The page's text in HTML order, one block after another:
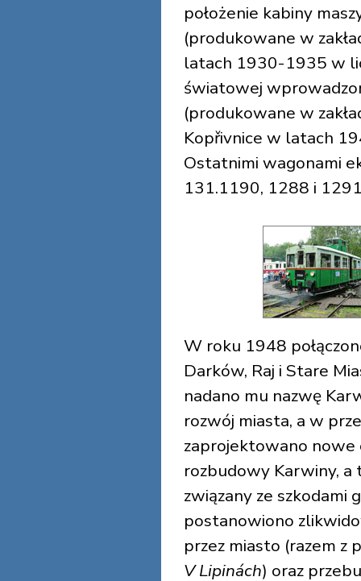
położenie kabiny
(produkowane w
latach 1930-1935 w
światowej
(produkowane w
Kopřivnice w latach
Ostatnimi wagonami
131.1190, 1288 i
W roku 1948
Darków, Raj i Stare
nadano mu nazwę
rozwój miasta, a w
zaprojektowano nowe
rozbudowy Karwiny,
związany ze szkodami
postanowiono
przez miasto (razem z
V Lipinách) oraz